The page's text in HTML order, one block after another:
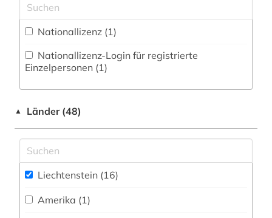
verzeichnis (1)
volksmusik (1)
zeitung (1)
österreich (1)
Nationallizenz (1)
Einzelpersonen (1)
▲ Länder (48)
Liechtenstein (16)
Amerika (1)